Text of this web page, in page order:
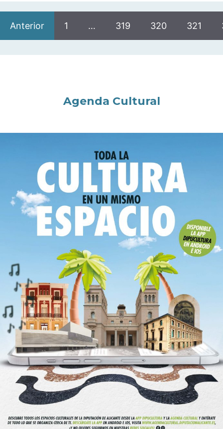
Anterior 1 … 319 320 321
Agenda Cultural